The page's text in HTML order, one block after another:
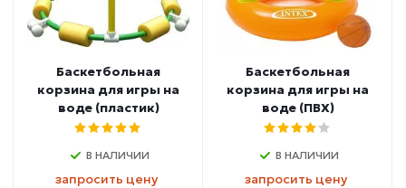
Баскетбольная
корзина для игры на
воде (пластик)
В НАЛИЧИИ
запросить цену
Баскетбольная
корзина для игры на
воде (ПВХ)
В НАЛИЧИИ
запросить цену